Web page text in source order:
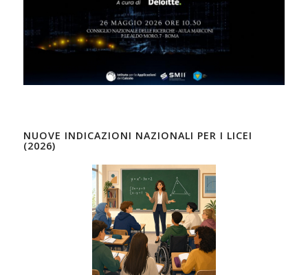
NUOVE INDICAZIONI NAZIONALI PER I LICEI
(2026)